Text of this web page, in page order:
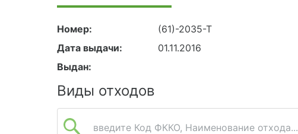
Номер:
(61)-2035-Т
Дата выдачи:
01.11.2016
Выдан:
Виды отходов
введите Код ФККО, Наименование отхода...